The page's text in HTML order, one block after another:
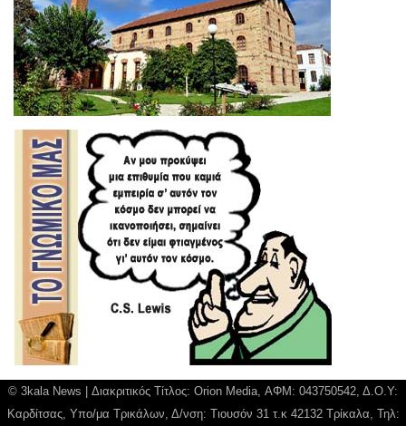
© 3kala News | Διακριτικός Τίτλος: Orion Media, ΑΦΜ: 043750542, Δ.Ο.Υ:
Καρδίτσας, Υπο/μα Τρικάλων, Δ/νση: Τιουσόν 31 τ.κ 42132 Τρίκαλα, Τηλ: